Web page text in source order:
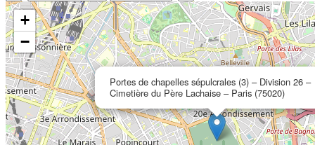
Portes de chapelles sépulcrales (3) – Division 26 –
Cimetière du Père Lachaise – Paris (75020)
+
−